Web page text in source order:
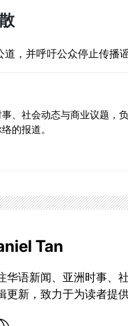
，并呼吁公众停止传播
、社会动态与商业议题，
的报道。
Tan
华语新闻、亚洲时事、
更新，致力于为读者提